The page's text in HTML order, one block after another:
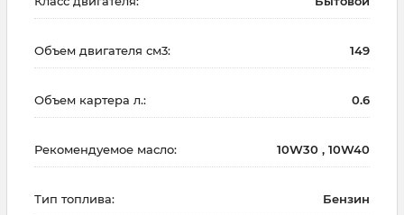
Объем двигателя см3: 149
Объем картера л.: 0.6
Рекомендуемое масло: 10W30 , 10W40
Тип топлива: Бензин